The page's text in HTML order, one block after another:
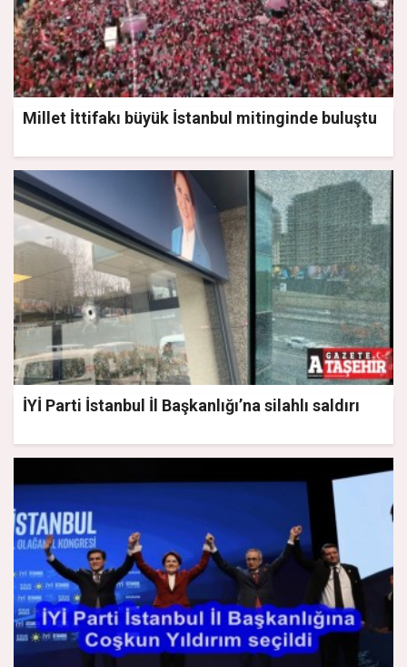
Millet İttifakı büyük İstanbul mitinginde buluştu
İYİ Parti İstanbul İl Başkanlığı’na silahlı saldırı